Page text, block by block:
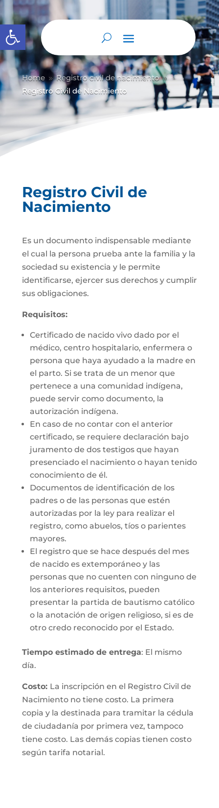
Abrir barra de herramientas
Home 9 Registro civil de nacimiento 9
Registro Civil de Nacimiento
Registro Civil de
Nacimiento
Es un documento indispensable mediante
el cual la persona prueba ante la familia y la
sociedad su existencia y le permite
identificarse, ejercer sus derechos y cumplir
sus obligaciones.
Requisitos:
Certificado de nacido vivo dado por el
médico, centro hospitalario, enfermera o
persona que haya ayudado a la madre en
el parto. Si se trata de un menor que
pertenece a una comunidad indígena,
puede servir como documento, la
autorización indígena.
En caso de no contar con el anterior
certificado, se requiere declaración bajo
juramento de dos testigos que hayan
presenciado el nacimiento o hayan tenido
conocimiento de él.
Documentos de identificación de los
padres o de las personas que estén
autorizadas por la ley para realizar el
registro, como abuelos, tíos o parientes
mayores.
El registro que se hace después del mes
de nacido es extemporáneo y las
personas que no cuenten con ninguno de
los anteriores requisitos, pueden
presentar la partida de bautismo católico
o la anotación de origen religioso, si es de
otro credo reconocido por el Estado.
Tiempo estimado de entrega: El mismo
día.
Costo: La inscripción en el Registro Civil de
Nacimiento no tiene costo. La primera
copia y la destinada para tramitar la cédula
de ciudadanía por primera vez, tampoco
tiene costo. Las demás copias tienen costo
según tarifa notarial.